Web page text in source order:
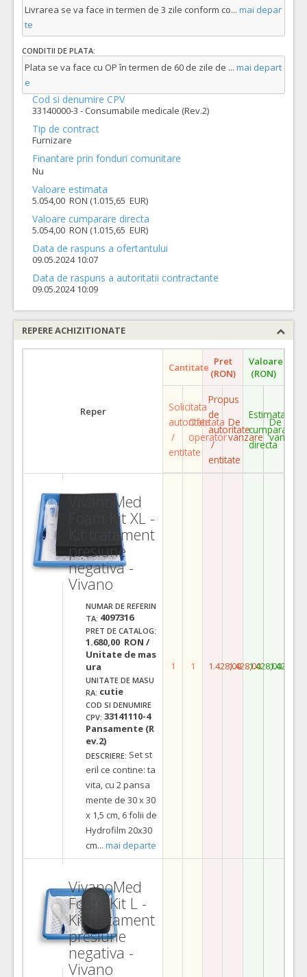
Livrarea se va face in termen de 3 zile conform co... mai depar
te
CONDITII DE PLATA:
Plata se va face cu OP în termen de 60 de zile de ... mai depart
e
Cod si denumire CPV
33140000-3 - Consumabile medicale (Rev.2)
Tip de contract
Furnizare
Finantare prin fonduri comunitare
Nu
Valoare estimata
5.054,00 RON (1.015,65 EUR)
Valoare cumparare directa
5.054,00 RON (1.015,65 EUR)
Data de raspuns a ofertantului
09.05.2024 10:07
Data de raspuns a autoritatii contractante
09.05.2024 10:09
REPERE ACHIZITIONATE
Reper
Cantitate Pret
(RON)
Valoare
(RON)
Solicitata
autoritate
/
entitate
Ofertata
operator
Propus
de
autoritate
/
entitate
De
vanzare
Estimata
cumparare
directa
De
vanzare
VivanoMed
Foam Kit XL -
Kit tratament
presiune
negativa -
Vivano
NUMAR DE REFERIN
TA: 4097316
PRET DE CATALOG:
1.680,00 RON /
Unitate de mas
ura
UNITATE DE MASU
RA: cutie
COD SI DENUMIRE
CPV: 33141110-4
Pansamente (R
ev.2)
DESCRIERE: Set st
eril ce contine: ta
vita, cu 2 pansa
mente de 30 x 30
x 1,5 cm, 6 folii de
Hydrofilm 20x30
cm... mai departe
1 1 1.428,001.428,001.428,001.428,00
VivanoMed
Foam Kit L -
Kit tratament
presiune
negativa -
Vivano